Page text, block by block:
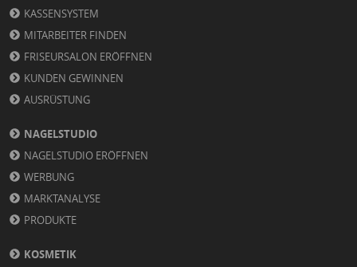
KASSENSYSTEM
MITARBEITER FINDEN
FRISEURSALON ERÖFFNEN
KUNDEN GEWINNEN
AUSRÜSTUNG
NAGELSTUDIO
NAGELSTUDIO ERÖFFNEN
WERBUNG
MARKTANALYSE
PRODUKTE
KOSMETIK